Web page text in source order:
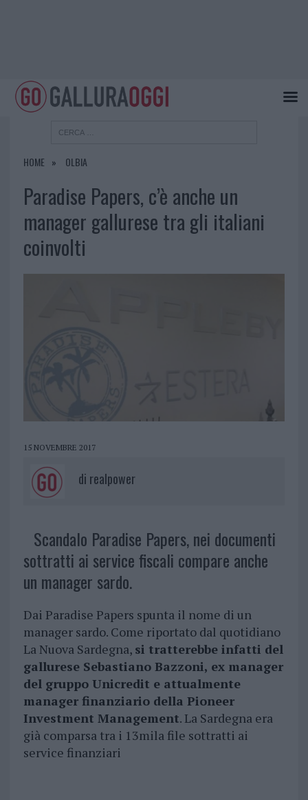
HOME OLBIA
Paradise Papers, c’è anche un
manager gallurese tra gli italiani
coinvolti
15 NOVEMBRE 2017
di realpower
Scandalo Paradise Papers, nei documenti
sottratti ai service fiscali compare anche
un manager sardo.
Dai Paradise Papers spunta il nome di un
manager sardo. Come riportato dal quotidiano
La Nuova Sardegna, si tratterebbe infatti del
gallurese Sebastiano Bazzoni, ex manager
del gruppo Unicredit e attualmente
manager finanziario della Pioneer
Investment Management. La Sardegna era
già comparsa tra i 13mila file sottratti ai
service finanziari